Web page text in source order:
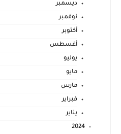
ديسمبر
نوفمبر
أكتوبر
أغسطس
يوليو
مايو
مارس
فبراير
يناير
2024